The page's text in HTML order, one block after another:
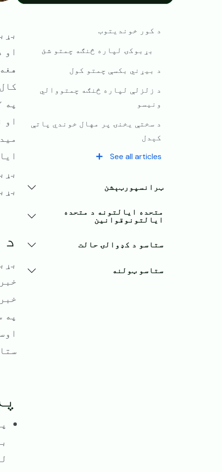
د کور خوندیتوب
بړبوکۍ لپاره څنګه چمتو شئ
د بیړني بکسې چمتو کول
د زلزلې لپاره څنګه چمتووالي
ونیسو
د سختې یخنۍ پر مهال خوندي پاتې
کېدل
See all articles
ټرانسپورټېشن
متحده ایالتونه د متحده
ایالتونوقوانین
ستاسو د کډوالۍ حالت
ستاسو ټولنه
او
او
په